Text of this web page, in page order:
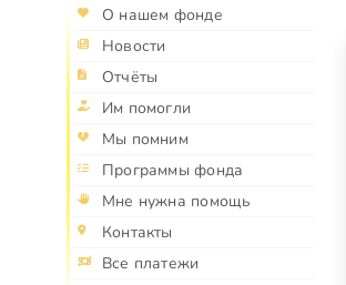
О нашем фонде
Новости
Отчёты
Им помогли
Мы помним
Программы фонда
Мне нужна помощь
Контакты
Все платежи